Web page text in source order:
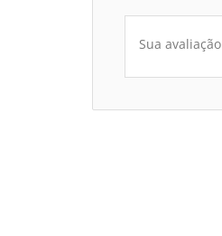
Sua avaliação